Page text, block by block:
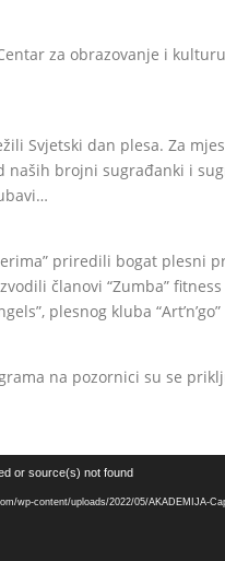
za obrazovanje i
Svjetski dan plesa. Za
naših brojni sugrađanki i
priredili bogat plesni
članovi “Zumba”
plesnog kluba
na pozornici su se
or source(s) not found
wp-content/uploads/2022/05/AKADEMIJA-